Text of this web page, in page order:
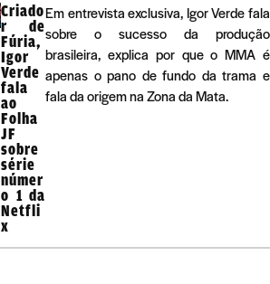
Criado
r de
Fúria,
Igor
Verde
fala
ao
Folha
JF
sobre
série
númer
o 1 da
Netfli
x
Em entrevista exclusiva, Igor Verde fala
sobre o sucesso da produção
brasileira, explica por que o MMA é
apenas o pano de fundo da trama e
fala da origem na Zona da Mata.